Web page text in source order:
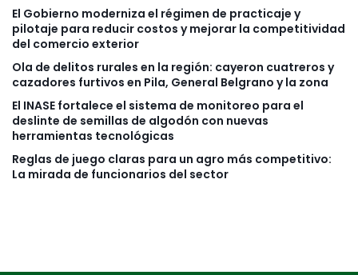
El Gobierno moderniza el régimen de practicaje y
pilotaje para reducir costos y mejorar la competitividad
del comercio exterior
Ola de delitos rurales en la región: cayeron cuatreros y
cazadores furtivos en Pila, General Belgrano y la zona
El INASE fortalece el sistema de monitoreo para el
deslinte de semillas de algodón con nuevas
herramientas tecnológicas
Reglas de juego claras para un agro más competitivo:
La mirada de funcionarios del sector